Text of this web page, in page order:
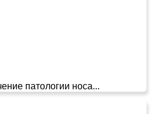
патологии носа...